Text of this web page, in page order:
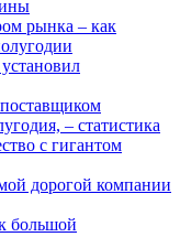
рынка – как
– статистика
с гигантом
дорогой компании
большой